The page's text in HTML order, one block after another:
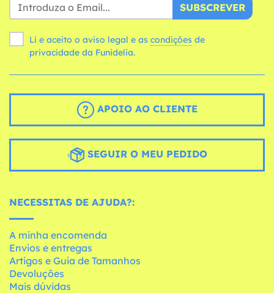
SUBSCREVER
Li e aceito o aviso legal e as condições
privacidade da Funidelia.
APOIO AO CLIENTE
SEGUIR O MEU PEDIDO
NECESSITAS DE AJUDA?:
A minha encomenda
Envios e entregas
Artigos e Guia de Tamanhos
Devoluções
Mais dúvidas